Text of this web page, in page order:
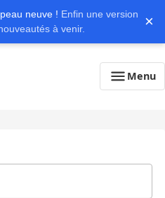
neuve ! Enfin une version
à venir.
×
Menu